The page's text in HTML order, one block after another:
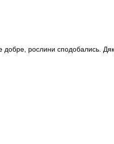
добре, рослини сподобались.